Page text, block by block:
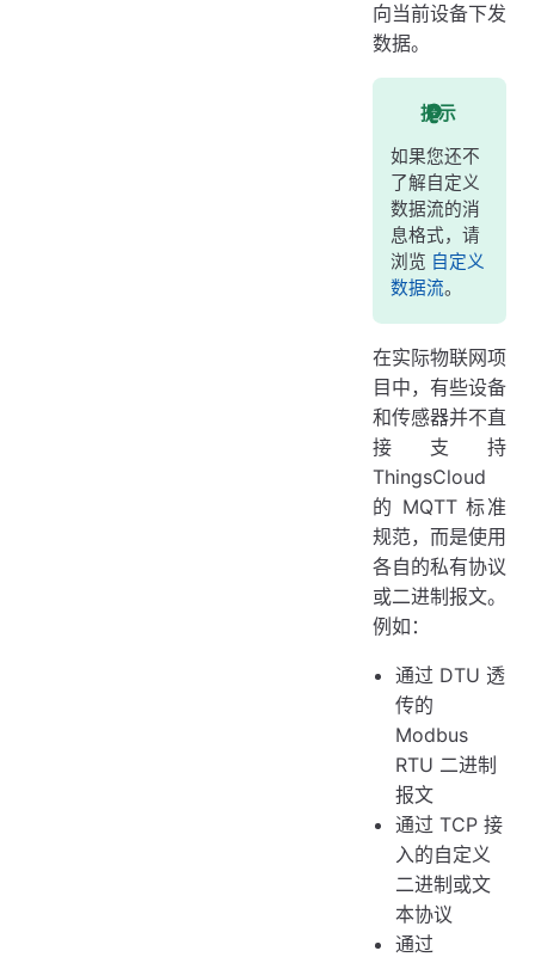
更多示例
向当前设备下发
数据。
提示
如果您还不
了解自定义
数据流的消
息格式，请
浏览 自定义
数据流。
在实际物联网项
目中，有些设备
和传感器并不直
接支持
ThingsCloud
的 MQTT 标准
规范，而是使用
各自的私有协议
或二进制报文。
例如：
通过 DTU 透
传的
Modbus
RTU 二进制
报文
通过 TCP 接
入的自定义
二进制或文
本协议
通过